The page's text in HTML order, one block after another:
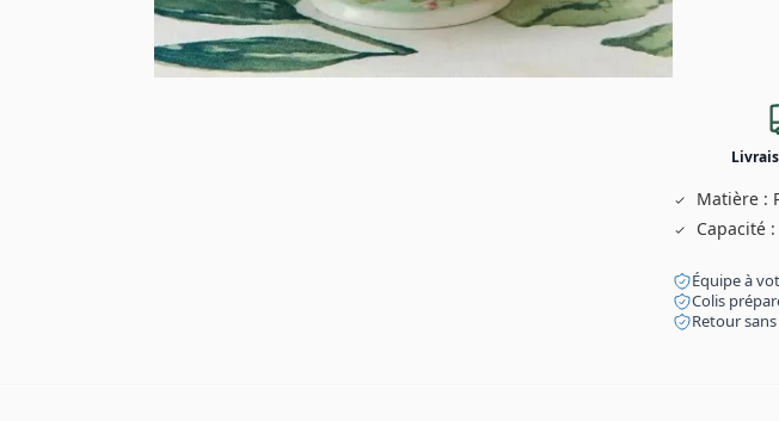
Matière :
Capacité
Équipe à
Colis
Retour